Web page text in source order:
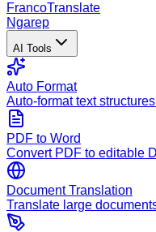
FrancoTranslate
Ngarep
AI Tools
Auto Format
Auto-format text
PDF to Word
Convert PDF to editable
Document Translation
Translate large